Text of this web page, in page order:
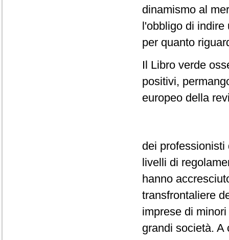
dinamismo al
l'obbligo di indire
per quanto
Il Libro verde
positivi,
europeo della
dei
livelli di
hanno
transfrontaliere
imprese di
grandi società. A